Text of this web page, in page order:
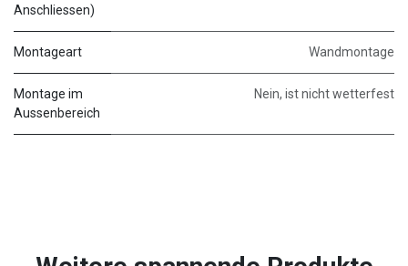
Anschliessen)
Montageart Wandmontage
Montage im
Aussenbereich
Nein, ist nicht wetterfest